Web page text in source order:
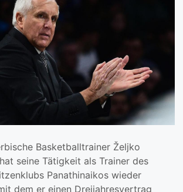
Basketballtrainer Željko
seine Tätigkeit als Trainer des
Panathinaikos wieder
dem er einen Dreijahresvertrag